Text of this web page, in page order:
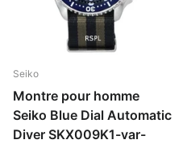
Seiko
Montre pour homme
Seiko Blue Dial Automatic
Diver SKX009K1-var-